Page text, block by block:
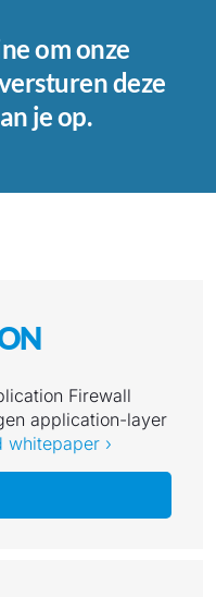
om onze
deze
je op.
Firewall
application-layer
whitepaper ›